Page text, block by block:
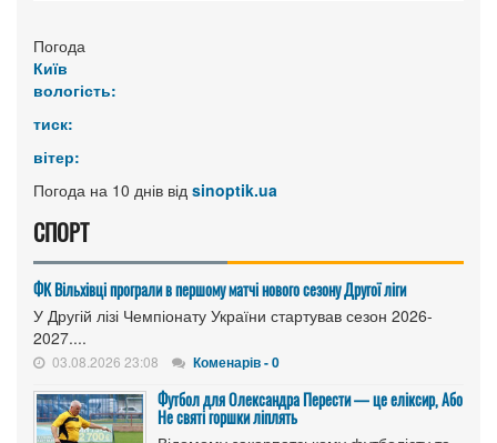
Погода
Київ
вологість:
тиск:
вітер:
Погода на 10 днів від sinoptik.ua
СПОРТ
ФК Вільхівці програли в першому матчі нового сезону Другої ліги
У Другій лізі Чемпіонату України стартував сезон 2026-
2027....
03.08.2026 23:08 Коменарів - 0
Футбол для Олександра Перести — це еліксир, Або
Не святі горшки ліплять